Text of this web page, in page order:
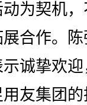
为契机
合作。
诚挚欢
友集团